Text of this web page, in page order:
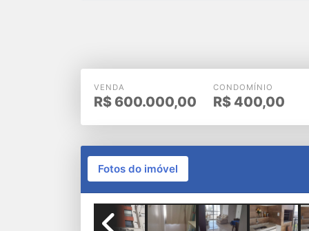
VENDA
R$ 600.000,00
CONDOMÍNIO
R$ 400,00
Fotos do imóvel